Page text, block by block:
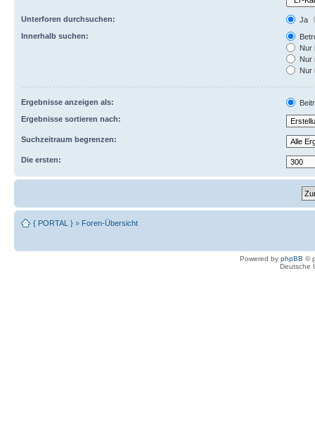
Unterforen durchsuchen:
Ja
Innerhalb suchen:
Nur
Nur
Nur
Ergebnisse anzeigen als:
Ergebnisse sortieren nach:
Suchzeitraum begrenzen:
Die ersten:
{ PORTAL } » Foren-Übersicht
Powered by phpBB ©
Deutsche